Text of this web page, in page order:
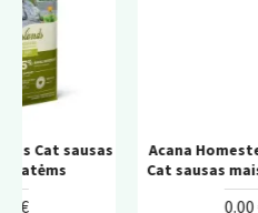
Acana Homestead Harvest
Cat sausas maistas katėms